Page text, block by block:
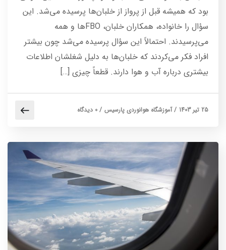
بود که همیشه قبل از پرواز از خلبان‌ها پرسیده می‌شد. این
سؤال را خانواده، همکاران خلبان، FBOها و همه
می‌پرسیدند. احتمالاً این سؤال پرسیده می‌شد چون بیشتر
افراد فکر می‌کردند که خلبان‌ها به دلیل شغلشان اطلاعات
بیشتری درباره آب و هوا دارند. قطعاً چیزی […]
25 تیر 1403 /آموزشگاه هوانوردی پارسیس / 0 دیدگاه